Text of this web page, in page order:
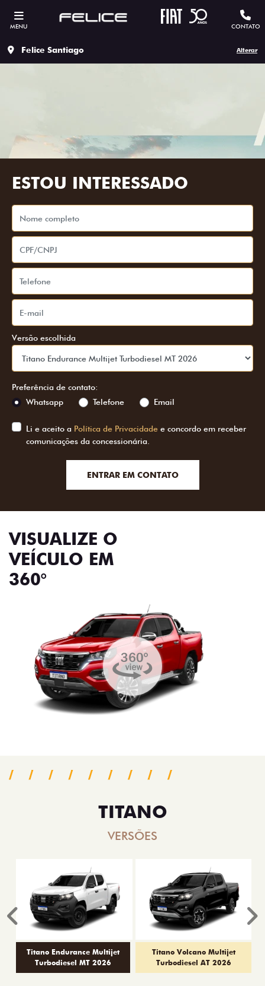
MENU CONTATO
Felice Santiago Alterar
ESTOU INTERESSADO
Versão escolhida
Preferência de contato:
Whatsapp
Telefone Email
Li e aceito a Política de Privacidade e concordo em receber
comunicações da concessionária.
ENTRAR EM CONTATO
VISUALIZE O
VEÍCULO EM
360°
TITANO
VERSÕES
Titano Endurance Multijet
Turbodiesel MT 2026
Titano Volcano Multijet
Turbodiesel AT 2026
Anterior